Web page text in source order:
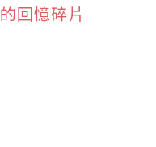
回憶碎片